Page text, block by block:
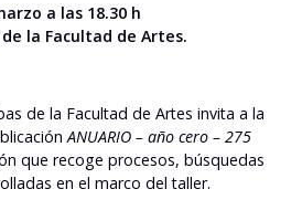
a las 18.30 h
la Facultad de Artes.
de la Facultad de Artes invita a la
ANUARIO – año cero – 275
que recoge procesos, búsquedas
en el marco del taller.